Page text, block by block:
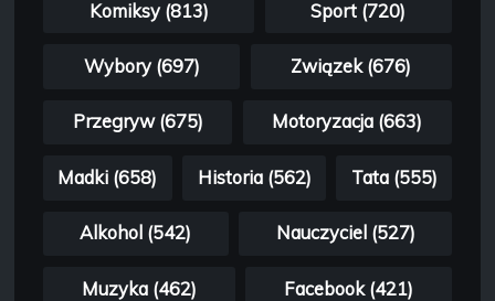
Komiksy (813) Sport (720)
Wybory (697) Związek (676)
Przegryw (675) Motoryzacja (663)
Madki (658) Historia (562) Tata (555)
Alkohol (542) Nauczyciel (527)
Muzyka (462) Facebook (421)